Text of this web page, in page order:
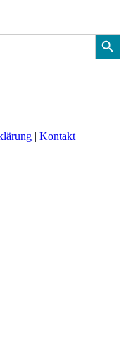
Search Button
| Kontakt